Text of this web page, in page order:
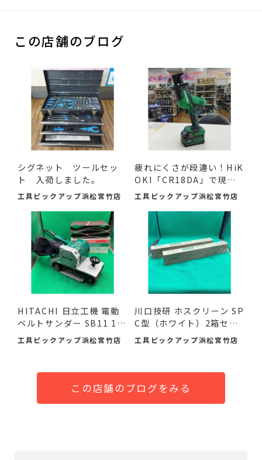
この店舗のブログ
シグネット ツールセッ
ト 入荷しました。
工具ピックアップ浜松宮竹店
疲れにくさが段違い！HiK
OKI「CR18DA」で現場
の作...
工具ピックアップ浜松宮竹店
HITACHI 日立工機 電動
ベルトサンダー SB11 11
0mm ...
工具ピックアップ浜松宮竹店
川口技研 ホスクリーン SP
C型（ホワイト）2箱セ
ッ...
工具ピックアップ浜松宮竹店
この店舗のブログをみる